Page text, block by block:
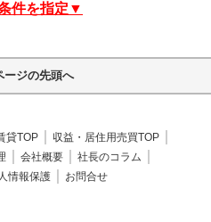
件を指定▼
ージの先頭へ
貸TOP
収益・居住用売買TOP
会社概要
社長のコラム
情報保護 お問合せ